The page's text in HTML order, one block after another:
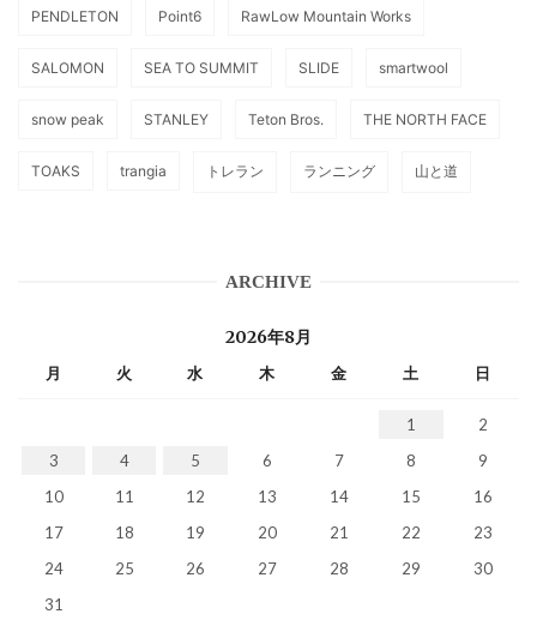
PENDLETON Point6 RawLow Mountain Works
SALOMON SEA TO SUMMIT SLIDE smartwool
snow peak STANLEY Teton Bros. THE NORTH FACE
TOAKS trangia トレラン ランニング 山と道
ARCHIVE
2026年8月
月 火 水 木 金 土 日
1
2
3
4 5 6 7 8
9
10
11 12 13 14 15
16
17
18 19 20 21 22
23
24
25 26 27 28 29
30
31